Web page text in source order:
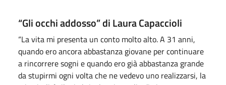
“Gli occhi addosso” di Laura Capaccioli
“La vita mi presenta un conto molto alto. A 31 anni,
quando ero ancora abbastanza giovane per continuare
a rincorrere sogni e quando ero già abbastanza grande
da stupirmi ogni volta che ne vedevo uno realizzarsi, la